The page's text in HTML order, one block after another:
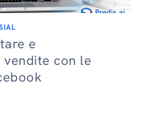
e
con le